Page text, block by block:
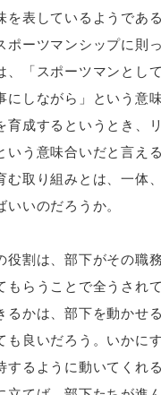
を表しているようであ
ポーツマンシップに則
、「スポーツマンとし
にしながら」という意
育成するというとき、
いう意味合いだと言え
む取り組みとは、一体
いのだろうか。
割は、部下がその職
もらうことで全うされ
るかは、部下を動かせ
も良いだろう。いかに
するように動いてくれ